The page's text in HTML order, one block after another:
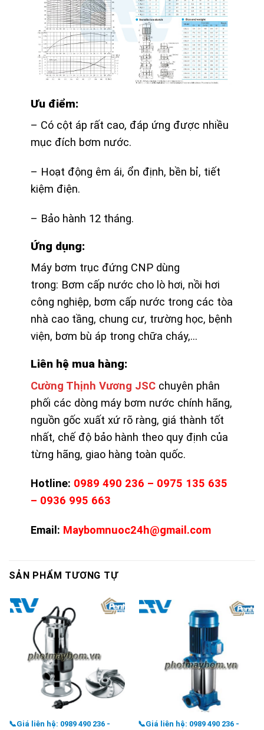
Ưu điểm:
– Có cột áp rất cao, đáp ứng được nhiều
mục đích bơm nước.
– Hoạt động êm ái, ổn định, bền bỉ, tiết
kiệm điện.
– Bảo hành 12 tháng.
Ứng dụng:
Máy bơm trục đứng CNP dùng
trong: Bơm cấp nước cho lò hơi, nồi hơi
công nghiệp, bơm cấp nước trong các tòa
nhà cao tầng, chung cư, trường học, bệnh
viện, bơm bù áp trong chữa cháy,…
Liên hệ mua hàng:
Cường Thịnh Vương JSCchuyên phân
phối các dòng máy bơm nước chính hãng,
nguồn gốc xuất xứ rõ ràng, giá thành tốt
nhất, chế độ bảo hành theo quy định của
từng hãng, giao hàng toàn quốc.
Hotline: 0989 490 236 – 0975 135 635
– 0936 995 663
Email: Maybomnuoc24h@gmail.com
SẢN PHẨM TƯƠNG TỰ
📞Giá liên hệ: 0989 490 236 -
📞Giá liên hệ: 0989 490 236 -